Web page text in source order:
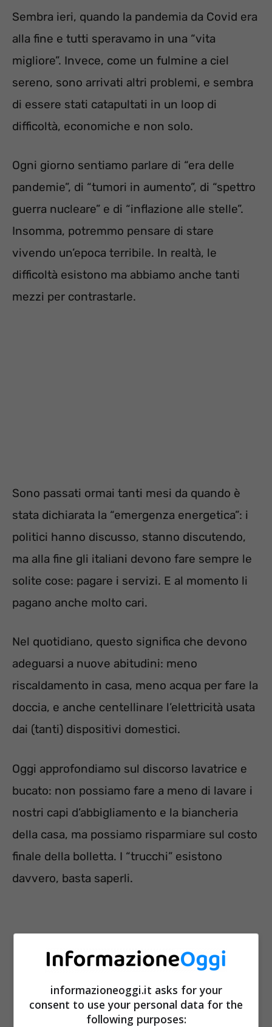
Sembra ieri, quando la pandemia da Covid era
alla fine e tutti speravamo in una “vita
migliore”. Invece, come un fulmine a ciel
sereno, sono arrivati altri problemi, e sembra
di essere stati catapultati in un loop di
difficoltà, economiche e non solo.
Ogni giorno sentiamo parlare di “era delle
pandemie”, di “tumori in aumento”, di “spettro
guerra nucleare” e di “inflazione alle stelle”.
Insomma, potremmo pensare di stare
vivendo un’epoca terribile. In realtà, le
difficoltà esistono ma abbiamo anche tanti
mezzi per contrastarle.
Sono passati ormai tanti mesi da quando è
stata dichiarata la “emergenza energetica”: i
politici hanno discusso, stanno discutendo,
ma alla fine gli italiani devono fare sempre le
solite cose: pagare i servizi. E al momento li
pagano anche molto cari.
Nel quotidiano, questo significa che devono
adeguarsi a nuove abitudini: meno
riscaldamento in casa, meno acqua per fare la
doccia, e anche centellinare l’elettricità usata
dai (tanti) dispositivi domestici.
Oggi approfondiamo sul discorso lavatrice e
bucato: non possiamo fare a meno di lavare i
nostri capi d’abbigliamento e la biancheria
della casa, ma possiamo risparmiare sul costo
finale della bolletta. I “trucchi” esistono
davvero, basta saperli.
informazioneoggi.it asks for your
consent to use your personal data for the
following purposes: